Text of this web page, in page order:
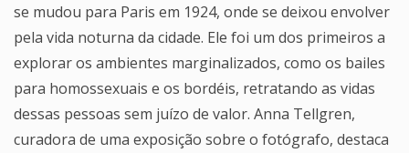
se mudou para Paris em 1924, onde se deixou envolver
pela vida noturna da cidade. Ele foi um dos primeiros a
explorar os ambientes marginalizados, como os bailes
para homossexuais e os bordéis, retratando as vidas
dessas pessoas sem juízo de valor. Anna Tellgren,
curadora de uma exposição sobre o fotógrafo, destaca